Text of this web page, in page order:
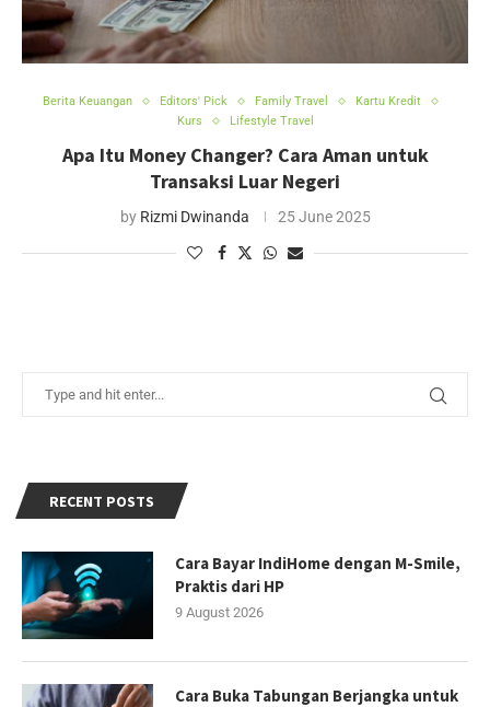
Berita Keuangan Editors' Pick Family Travel
Kartu Kredit
Kurs
Lifestyle Travel
Apa Itu Money Changer? Cara Aman untuk
Transaksi Luar Negeri
by Rizmi Dwinanda 25 June 2025
RECENT POSTS
Cara Bayar IndiHome dengan M-Smile,
Praktis dari HP
9 August 2026
Cara Buka Tabungan Berjangka untuk